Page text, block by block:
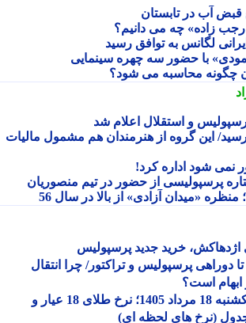
آب در تابستان
زاده» چه می دانیم؟
لگانس به توافق رسید
با حضور سه چهره سینمایی
محاسبه می شود؟
و استقلال اعلام شد
این گروه از هنرمندان هم مشمول مالیات
شود اداره کرد!
از حضور در تیم منصوریان
آزادی» از بالا در سال 56
خرید جدید پرسپولیس
پرسپولیس و تراکتور/ چرا انتقال
است؟
قیمت طلا امروز یکشنبه 18 مرداد 1405؛ نرخ طلای 18 عیار و
(نرخ های لحظه ای)